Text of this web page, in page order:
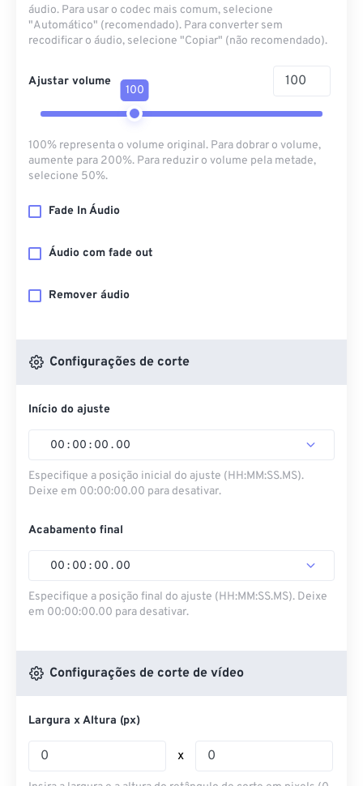
áudio. Para usar o codec mais comum, selecione
"Automático" (recomendado). Para converter sem
recodificar o áudio, selecione "Copiar" (não recomendado).
Ajustar volume
100
100% representa o volume original. Para dobrar o volume,
aumente para 200%. Para reduzir o volume pela metade,
selecione 50%.
Fade In Áudio
Áudio com fade out
Remover áudio
Configurações de corte
Início do ajuste
00 : 00 : 00 . 00
Especifique a posição inicial do ajuste (HH:MM:SS.MS).
Deixe em 00:00:00.00 para desativar.
Acabamento final
00 : 00 : 00 . 00
Especifique a posição final do ajuste (HH:MM:SS.MS). Deixe
em 00:00:00.00 para desativar.
Configurações de corte de vídeo
Largura x Altura (px)
x